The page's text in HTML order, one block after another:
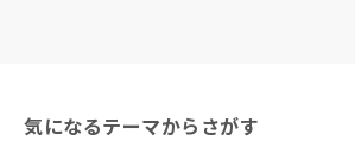
気になるテーマからさがす